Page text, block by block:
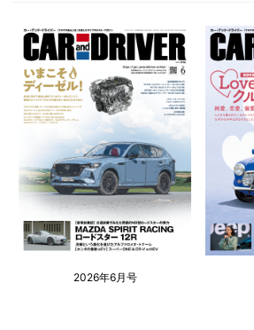
2026年6月号